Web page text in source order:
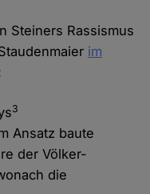
Steiners Rassismus
im
3
Ansatz baute
der Völker-
die